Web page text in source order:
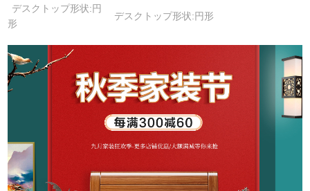
デスクトップ形状:円
形
デスクトップ形状:円形